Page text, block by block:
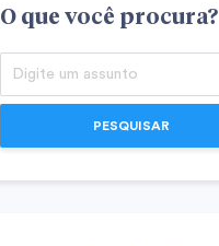
O que você procura?
PESQUISAR